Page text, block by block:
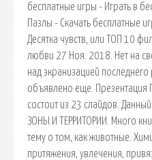
бесплатные игры - Играть в
Пазлы - Скачать бесплатные
Десятка чувств, или ТОП 10
любви 27 Ноя. 2018. Нет на
над экранизацией
объявлено еще. Презентация
состоит из 23 слайдов.
ЗОНЫ И ТЕРРИТОРИИ. Много
тему о том, как животные.
притяжения, увлечения,